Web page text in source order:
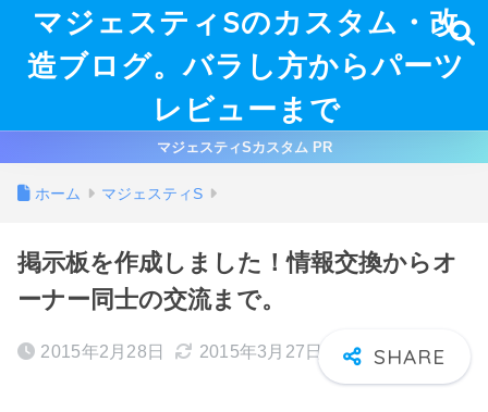
マジェスティSのカスタム・改
造ブログ。バラし方からパーツ
レビューまで
マジェスティSカスタム PR
ホーム マジェスティS
掲示板を作成しました！情報交換からオ
ーナー同士の交流まで。
2015年2月28日 2015年3月27日